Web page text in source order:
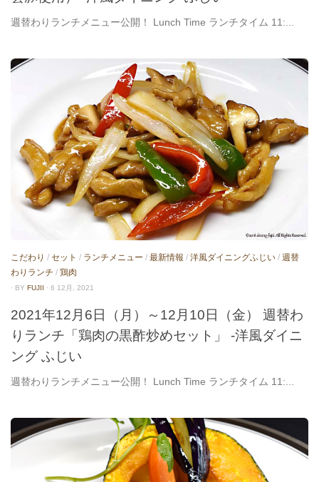
週替わりランチメニュー公開！ Lunch Time ランチタイム 11:...
こだわり / セット / ランチメニュー / 最新情報 / 洋風ダイニングふじい / 週替
わりランチ / 鶏肉
· BY FUJII · 6 12月, 2021
2021年12月6日（月）～12月10日（金） 週替わ
りランチ「鶏肉の黒酢炒めセット」 -洋風ダイニ
ング ふじい
週替わりランチメニュー公開！ Lunch Time ランチタイム 11:...